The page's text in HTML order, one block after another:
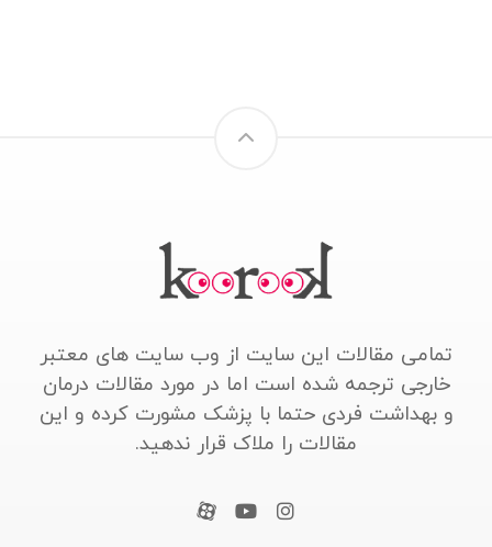
تمامی مقالات این سایت از وب سایت های معتبر
خارجی ترجمه شده است اما در مورد مقالات درمان
و بهداشت فردی حتما با پزشک مشورت کرده و این
مقالات را ملاک قرار ندهید.